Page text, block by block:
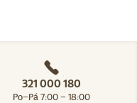
321 000 180
Po–Pá 7:00 – 18:00